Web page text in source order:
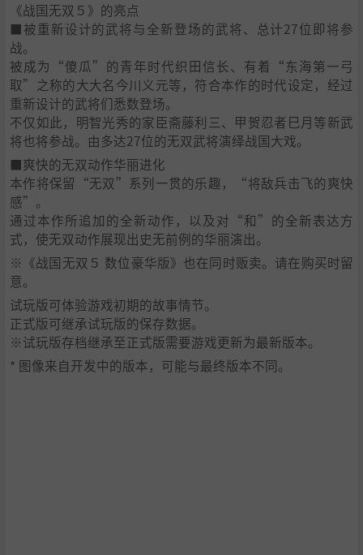
《战国无双５》的亮点
■被重新设计的武将与全新登场的武将、总计27位即将参
战。
被成为“傻瓜”的青年时代织田信长、有着“东海第一弓
取”之称的大大名今川义元等，符合本作的时代设定，经过
重新设计的武将们悉数登场。
不仅如此，明智光秀的家臣斋藤利三、甲贺忍者巳月等新武
将也将参战。由多达27位的无双武将演绎战国大戏。
■爽快的无双动作华丽进化
本作将保留“无双”系列一贯的乐趣，“将敌兵击飞的爽快
感”。
通过本作所追加的全新动作，以及对“和”的全新表达方
式，使无双动作展现出史无前例的华丽演出。
※《战国无双５ 数位豪华版》也在同时贩卖。请在购买时留
意。
试玩版可体验游戏初期的故事情节。
正式版可继承试玩版的保存数据。
※试玩版存档继承至正式版需要游戏更新为最新版本。
* 图像来自开发中的版本，可能与最终版本不同。